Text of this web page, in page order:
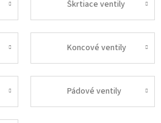
Škrtiace ventily
Koncové ventily
Pádové ventily